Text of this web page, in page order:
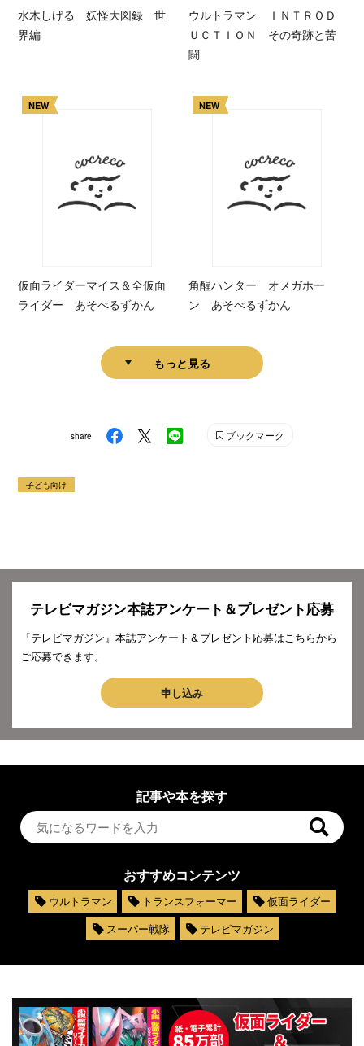
水木しげる 妖怪大図録 世
界編
ウルトラマン ＩＮＴＲＯＤ
ＵＣＴＩＯＮ その奇跡と苦
闘
NEW
仮面ライダーマイス＆全仮面
ライダー あそべるずかん
NEW
角醒ハンター オメガホー
ン あそべるずかん
もっと見る
share ブックマーク
子ども向け
テレビマガジン本誌アンケート＆プレゼント応募
『テレビマガジン』本誌アンケート＆プレゼント応募はこちらから
ご応募できます。
申し込み
記事や本を探す
おすすめコンテンツ
ウルトラマン トランスフォーマー
仮面ライダー
スーパー戦隊
テレビマガジン